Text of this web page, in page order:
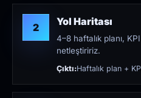
2 Yol Haritası
4–8 haftalık planı,
netleştiririz.
Çıktı:Haftalık plan +